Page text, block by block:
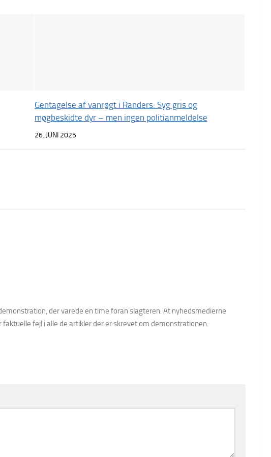
Gentagelse af vanrøgt i Randers: Syg gris og
møgbeskidte dyr – men ingen politianmeldelse
26. JUNI 2025
der varede en time foran slagteren. At nyhedsmedierne
fejl i alle de artikler der er skrevet om demonstrationen.